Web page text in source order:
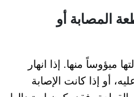
المصابة أو
ميؤوساً منها. إذا انهار
أو إذا كانت الإصابة